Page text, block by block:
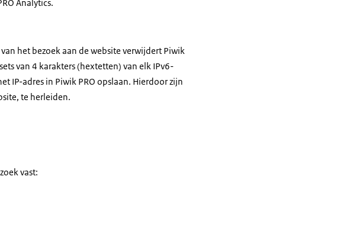
Analytics.
het bezoek aan de website verwijdert Piwik
van 4 karakters (hextetten) van elk IPv6-
IP-adres in Piwik PRO opslaan. Hierdoor zijn
te herleiden.
vast: